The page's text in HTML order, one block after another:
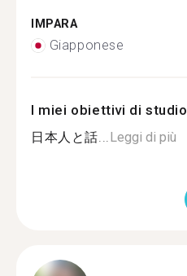
IMPARA
Giapponese
I miei obiettivi di studio
日本人と話...Leggi di più